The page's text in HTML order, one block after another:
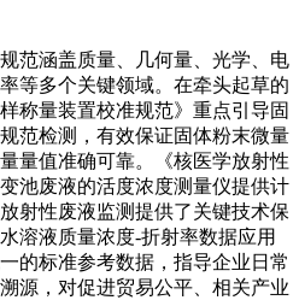
涵盖质量、几何量、光学、电
等多个关键领域。在牵头起草的
称量装置校准规范》重点引导固
范检测，有效保证固体粉末微量
量值准确可靠。《核医学放射性
池废液的活度浓度测量仪提供计
射性废液监测提供了关键技术保
溶液质量浓度-折射率数据应用
的标准参考数据，指导企业日常
源，对促进贸易公平、相关产业